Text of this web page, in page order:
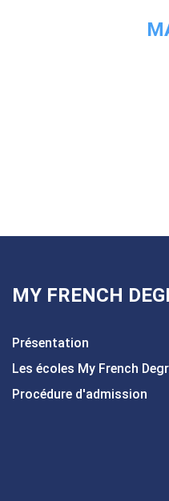
MY FRENCH
Présentation
Les écoles My French
Procédure d'admission